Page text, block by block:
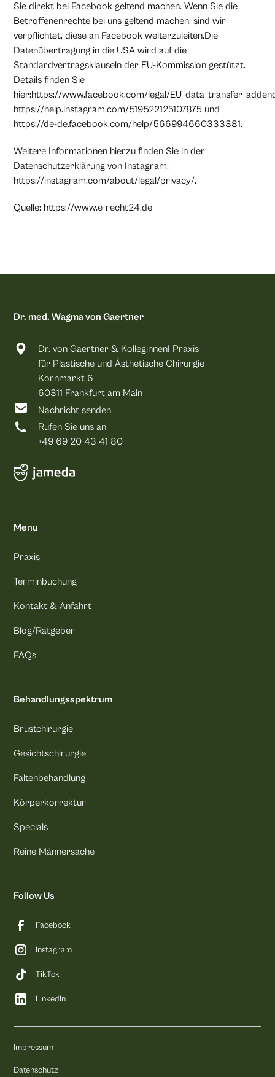
Sie direkt bei Facebook geltend machen. Wenn Sie die
Betroffenenrechte bei uns geltend machen, sind wir
verpflichtet, diese an Facebook weiterzuleiten.Die
Datenübertragung in die USA wird auf die
Standardvertragsklauseln der EU-Kommission gestützt.
Details finden Sie
hier:https://www.facebook.com/legal/
https://help.instagram.com/519522125107875 und
https://de-de.facebook.com/help/566994660333381.
Weitere Informationen hierzu finden Sie in der
Datenschutzerklärung von Instagram:
https://instagram.com/about/legal/privacy/.
Quelle: https://www.e-recht24.de
Dr. med. Wagma von Gaertner
Dr. von Gaertner & KolleginnenI Praxis
für Plastische und Ästhetische Chirurgie
Kornmarkt 6
60311 Frankfurt am Main
Nachricht senden
Rufen Sie uns an
+49 69 20 43 41 80
Menu
Praxis
Terminbuchung
Kontakt & Anfahrt
Blog/Ratgeber
FAQs
Behandlungsspektrum
Brustchirurgie
Gesichtschirurgie
Faltenbehandlung
Körperkorrektur
Specials
Reine Männersache
Follow Us
Facebook
Instagram
TikTok
LinkedIn
Impressum
Datenschutz